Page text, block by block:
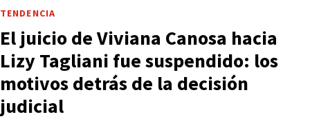
TENDENCIA
El juicio de Viviana Canosa hacia
Lizy Tagliani fue suspendido: los
motivos detrás de la decisión
judicial